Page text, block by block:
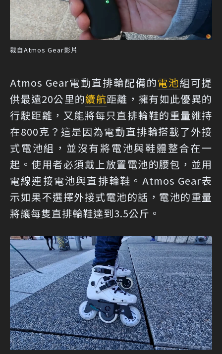
裁自Atmos Gear影片
Atmos Gear電動直排輪配備的電池組可提
供最遠20公里的續航距離，擁有如此優異的
行駛距離，又能將每只直排輪鞋的重量維持
在800克？這是因為電動直排輪搭載了外接
式電池組，並沒有將電池與鞋體整合在一
起。使用者必須戴上放置電池的腰包，並用
電線連接電池與直排輪鞋。Atmos Gear表
示如果不選擇外接式電池的話，電池的重量
將讓每隻直排輪鞋達到3.5公斤。